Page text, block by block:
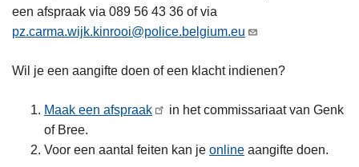
een afspraak via 089 56 43 36 of via
pz.carma.wijk.kinrooi@police.belgium.eu
Wil je een aangifte doen of een klacht indienen?
Maak een afspraak
in het commissariaat van Genk
of Bree.
Voor een aantal feiten kan je online aangifte doen.